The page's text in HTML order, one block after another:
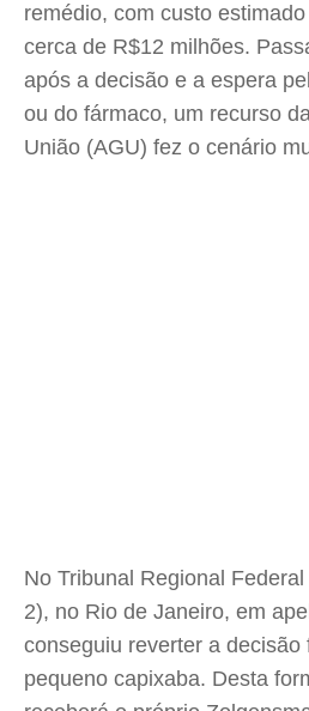
remédio, com custo
cerca de R$12 milhões.
após a decisão e a espera
ou do fármaco, um recurso
União (AGU) fez o cenário
No Tribunal Regional
2), no Rio de Janeiro, em
conseguiu reverter a decisão
pequeno capixaba. Desta